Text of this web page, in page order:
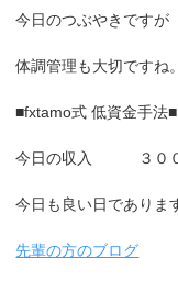
今日のつぶやきですが
体調管理も大切ですね。
■fxtamo式 低資金手法■
今日の収入 ３０
今日も良い日でありま
先輩の方のブログ